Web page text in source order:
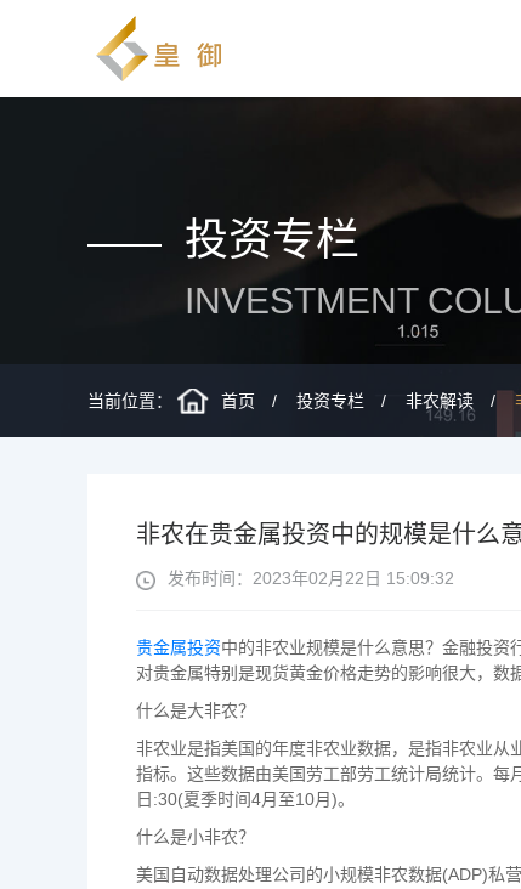
投资专栏
INVESTMENT
当前位置： 首页 投资专栏 非农解读
非农在贵金属投资中的规模是什么意
发布时间：2023年02月22日 15:09:32
贵金属投资中的非农业规模是什么意思？金融投资
对贵金属特别是现货黄金价格走势的影响很大，数
什么是大非农？
非农业是指美国的年度非农业数据，是指非农业
指标。这些数据由美国劳工部劳工统计局统计。
日:30(夏季时间4月至10月)。
什么是小非农？
美国自动数据处理公司的小规模非农数据(ADP)私